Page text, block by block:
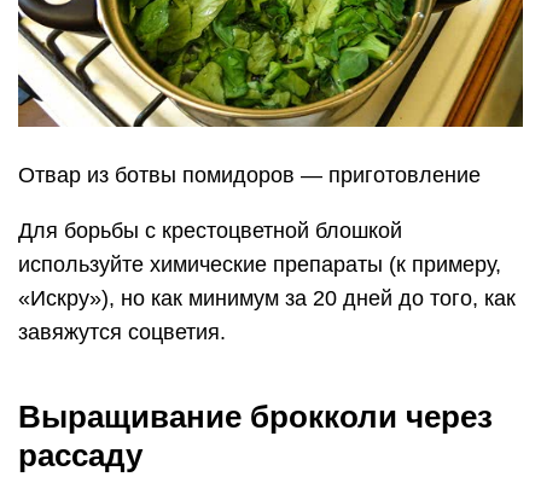
Отвар из ботвы помидоров — приготовление
Для борьбы с крестоцветной блошкой
используйте химические препараты (к примеру,
«Искру»), но как минимум за 20 дней до того, как
завяжутся соцветия.
Выращивание брокколи через
рассаду